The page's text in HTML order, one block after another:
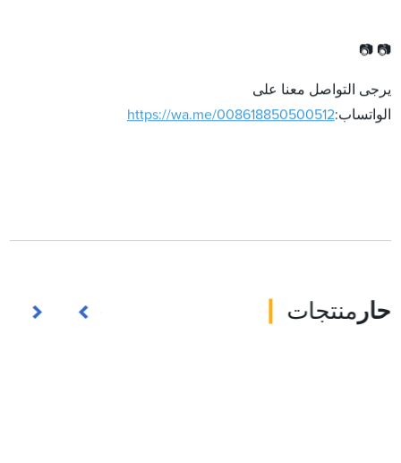
📷 📷
يرجى التواصل معنا على
الواتساب:https://wa.me/008618850500512
حار منتجات